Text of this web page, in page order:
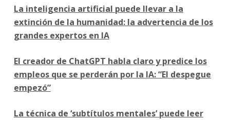
La inteligencia artificial puede llevar a la
extinción de la humanidad: la advertencia de los
grandes expertos en IA
El creador de ChatGPT habla claro y predice los
empleos que se perderán por la IA: “El despegue
empezó”
La técnica de ‘subtítulos mentales’ puede leer